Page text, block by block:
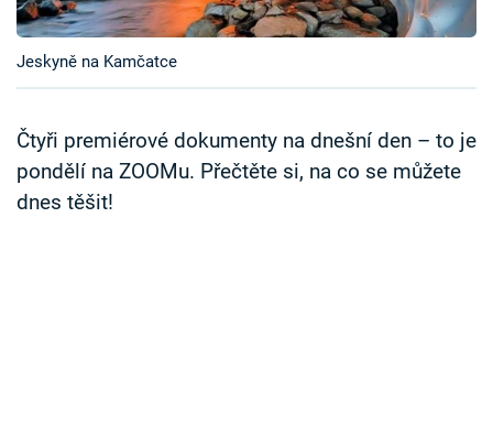
Sledujte prima+
Sledujte nás
Jeskyně na Kamčatce
Čtyři premiérové dokumenty na dnešní den – to je
pondělí na ZOOMu. Přečtěte si, na co se můžete
dnes těšit!